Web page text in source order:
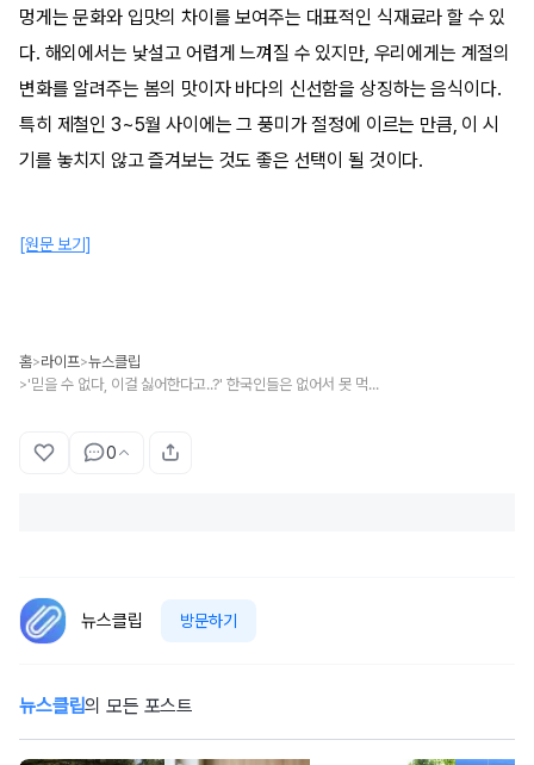
멍게는 문화와 입맛의 차이를 보여주는 대표적인 식재료라 할 수 있
다. 해외에서는 낯설고 어렵게 느껴질 수 있지만, 우리에게는 계절의
변화를 알려주는 봄의 맛이자 바다의 신선함을 상징하는 음식이다.
특히 제철인 3~5월 사이에는 그 풍미가 절정에 이르는 만큼, 이 시
기를 놓치지 않고 즐겨보는 것도 좋은 선택이 될 것이다.
[원문 보기]
홈>라이프>뉴스클립
> '믿을 수 없다, 이걸 싫어한다고..?' 한국인들은 없어서 못 먹지만, 외국인들은 기피하는 '4월 제철' 해산물
0
뉴스클립 방문하기
뉴스클립의 모든 포스트